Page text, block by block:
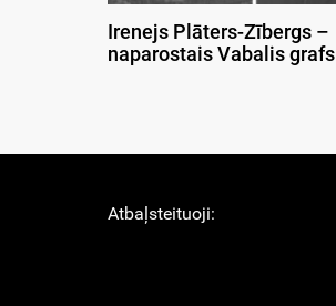
Irenejs Plāters-Zībergs –
naparostais Vabalis grafs
Atbaļsteituoji: